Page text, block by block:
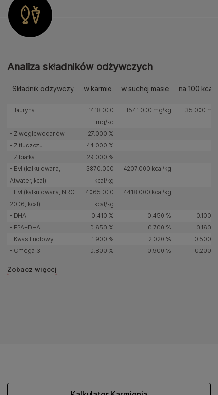
Analiza składników odżywczych
Składnik odżywczy w karmie w suchej masie na 100 kcal
- Tauryna
1418.000
mg/kg
1541.000 mg/kg 35.000 mg
- Z węglowodanów
27.000 %
- Z tłuszczu
44.000 %
- Z białka
29.000 %
- EM (kalkulowana,
Atwater, kcal)
3870.000
kcal/kg
4207.000 kcal/kg
- EM (kalkulowana, NRC
2006, kcal)
4065.000
kcal/kg
4418.000 kcal/kg
- DHA 0.410 % 0.450 %
0.100 g
- EPA+DHA
0.650 % 0.700 %
0.160 g
- Kwas linolowy
1.900 % 2.020 %
0.500 g
- Omega-3
0.800 % 0.900 % 0.200 g
Zobacz więcej